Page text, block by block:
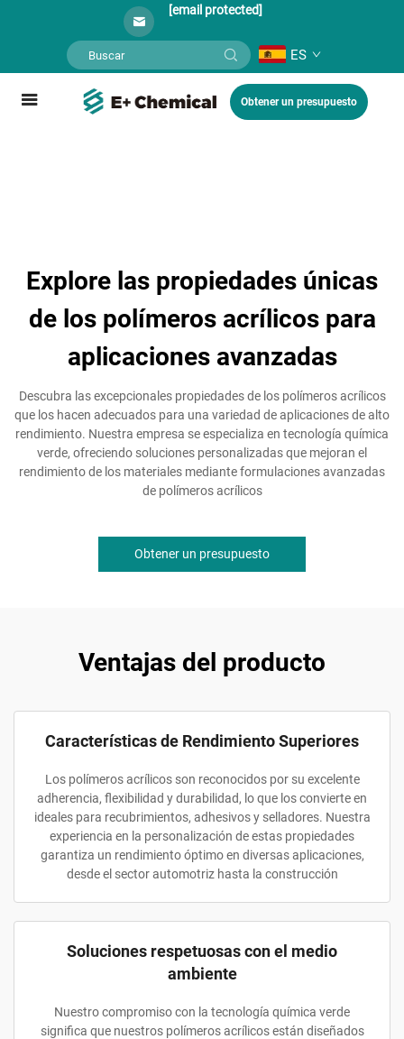
[email protected]
ES
Obtener un presupuesto
Explore las propiedades únicas
de los polímeros acrílicos para
aplicaciones avanzadas
Descubra las excepcionales propiedades de los polímeros acrílicos
que los hacen adecuados para una variedad de aplicaciones de alto
rendimiento. Nuestra empresa se especializa en tecnología química
verde, ofreciendo soluciones personalizadas que mejoran el
rendimiento de los materiales mediante formulaciones avanzadas
de polímeros acrílicos
Obtener un presupuesto
Ventajas del producto
Características de Rendimiento Superiores
Los polímeros acrílicos son reconocidos por su excelente
adherencia, flexibilidad y durabilidad, lo que los convierte en
ideales para recubrimientos, adhesivos y selladores. Nuestra
experiencia en la personalización de estas propiedades
garantiza un rendimiento óptimo en diversas aplicaciones,
desde el sector automotriz hasta la construcción
Soluciones respetuosas con el medio
ambiente
Nuestro compromiso con la tecnología química verde
significa que nuestros polímeros acrílicos están diseñados